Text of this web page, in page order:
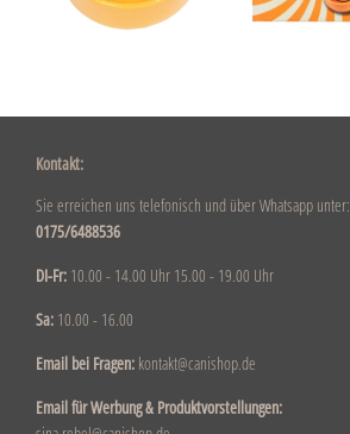
Kontakt:
Sie erreichen uns telefonisch und über Whatsapp unter:
0175/6488536
DI-Fr: 10.00 - 14.00 Uhr 15.00 - 19.00 Uhr
Sa: 10.00 - 16.00
Email bei Fragen: kontakt@canishop.de
Email für Werbung & Produktvorstellungen: